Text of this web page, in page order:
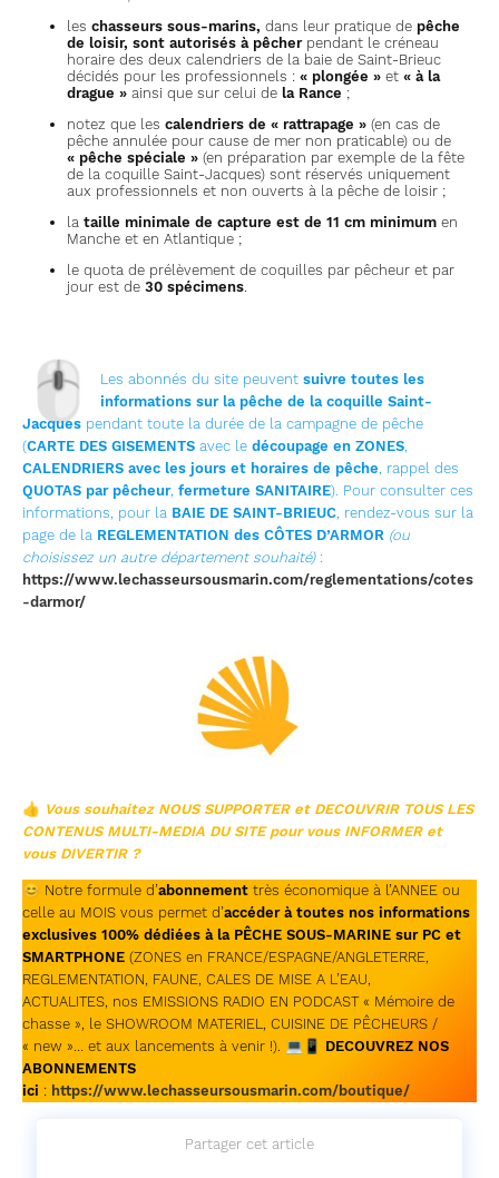
les chasseurs sous-marins, dans leur pratique de pêche
de loisir, sont autorisés à pêcher pendant le créneau
horaire des deux calendriers de la baie de Saint-Brieuc
décidés pour les professionnels : « plongée » et « à la
drague » ainsi que sur celui de la Rance ;
notez que les calendriers de « rattrapage » (en cas de
pêche annulée pour cause de mer non praticable) ou de
« pêche spéciale » (en préparation par exemple de la fête
de la coquille Saint-Jacques) sont réservés uniquement
aux professionnels et non ouverts à la pêche de loisir ;
la taille minimale de capture est de 11 cm minimum en
Manche et en Atlantique ;
le quota de prélèvement de coquilles par pêcheur et par
jour est de 30 spécimens.
🖱 Les abonnés du site peuventsuivre toutes les
informations sur la pêche de la coquille Saint-
Jacques pendant toute la durée de la campagne de pêche
(CARTE DES GISEMENTS avec le découpage en ZONES,
CALENDRIERS avec les jours et horaires de pêche, rappel des
QUOTAS par pêcheur, fermeture SANITAIRE). Pour consulter ces
informations, pour la BAIE DE SAINT-BRIEUC, rendez-vous sur la
page de la REGLEMENTATION des CÔTES D’ARMOR (ou
choisissez un autre département souhaité) :
https://www.lechasseursousmarin.com/reglementations/cotes
-darmor/
👍 Vous souhaitez NOUS SUPPORTER et DECOUVRIR TOUS LES
CONTENUS MULTI-MEDIA DU SITE pour vous INFORMER et
vous DIVERTIR ?
😊 Notre formule d’abonnement très économique à l’ANNEE ou
celle au MOIS vous permet d’accéder à toutes nos informations
exclusives 100% dédiées à la PÊCHE SOUS-MARINE sur PC et
SMARTPHONE (ZONES en FRANCE/ESPAGNE/ANGLETERRE,
REGLEMENTATION, FAUNE, CALES DE MISE A L’EAU,
ACTUALITES, nos EMISSIONS RADIO EN PODCAST « Mémoire de
chasse », le SHOWROOM MATERIEL, CUISINE DE PÊCHEURS /
« new »… et aux lancements à venir !). 💻📱 DECOUVREZ NOS
ABONNEMENTS
ici : https://www.lechasseursousmarin.com/boutique/
Partager cet article